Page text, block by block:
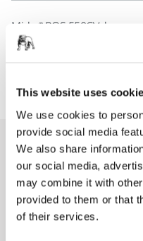
This website uses
We use cookies to
provide social media
We also share
our social media,
may combine it with
provided to them or that
of their services.
Mirka® ROS 550CV -
se on varustettu
8993009311